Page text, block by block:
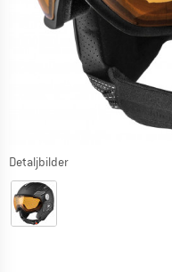
Detaljbilder